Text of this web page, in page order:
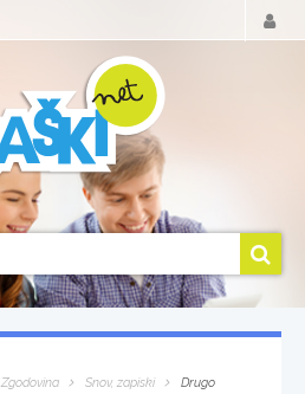
Zgodovina Snov, zapiski
Drugo